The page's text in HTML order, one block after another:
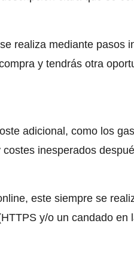
realiza mediante pasos
y tendrás otra
adicional, como los
inesperados
este siempre se
y/o un candado en